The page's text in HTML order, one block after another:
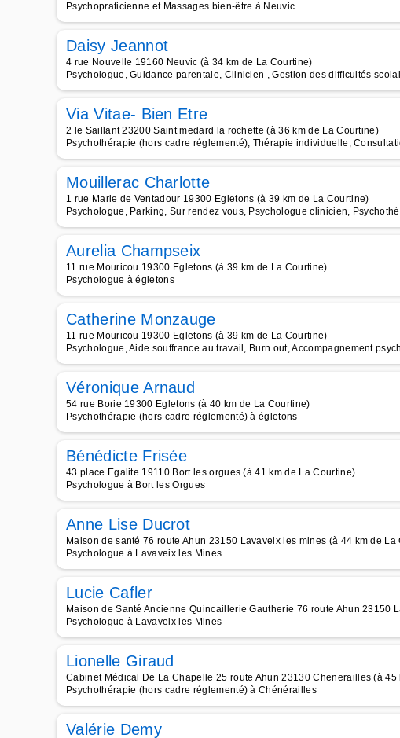
Psychopraticienne et Massages bien-être à Neuvic
Daisy Jeannot
4 rue Nouvelle 19160 Neuvic (à 34 km de La Courtine)
Psychologue, Guidance parentale, Clinicien , Gestion des difficultés
Via Vitae- Bien Etre
2 le Saillant 23200 Saint medard la rochette (à 36 km de La Courtine)
Psychothérapie (hors cadre réglementé), Thérapie individuelle,
Mouillerac Charlotte
1 rue Marie de Ventadour 19300 Egletons (à 39 km de La Courtine)
Psychologue, Parking, Sur rendez vous, Psychologue clinicien,
Aurelia Champseix
11 rue Mouricou 19300 Egletons (à 39 km de La Courtine)
Psychologue à égletons
Catherine Monzauge
11 rue Mouricou 19300 Egletons (à 39 km de La Courtine)
Psychologue, Aide souffrance au travail, Burn out, Accompagnement
Véronique Arnaud
54 rue Borie 19300 Egletons (à 40 km de La Courtine)
Psychothérapie (hors cadre réglementé) à égletons
Bénédicte Frisée
43 place Egalite 19110 Bort les orgues (à 41 km de La Courtine)
Psychologue à Bort les Orgues
Anne Lise Ducrot
Maison de santé 76 route Ahun 23150 Lavaveix les mines (à 44 km de La
Psychologue à Lavaveix les Mines
Lucie Cafler
Maison de Santé Ancienne Quincaillerie Gautherie 76 route Ahun 23150
Psychologue à Lavaveix les Mines
Lionelle Giraud
Cabinet Médical De La Chapelle 25 route Ahun 23130 Chenerailles (à 45
Psychothérapie (hors cadre réglementé) à Chénérailles
Valérie Demy